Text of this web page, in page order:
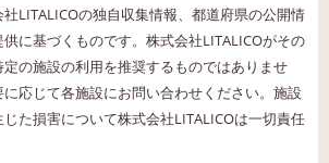
LITALICOの独自収集情報、都道府県の公開情
に基づくものです。株式会社LITALICOがその
の施設の利用を推奨するものではありませ
応じて各施設にお問い合わせください。施設
た損害について株式会社LITALICOは一切責任